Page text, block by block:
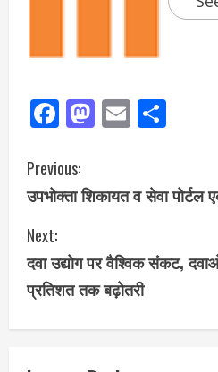
Facebook
Mastodon
Email
Previous:
उपभोक्ता शिकायत व सेवा
Next:
दवा उद्योग पर वैश्विक संकट,
प्रतिशत तक बढ़ोतरी